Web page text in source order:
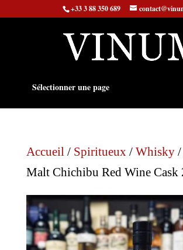
+33 3 88 350 689
Sélectionner une page
Accueil/ Spiritueux/ Whisky/
Malt Chichibu Red Wine Cask